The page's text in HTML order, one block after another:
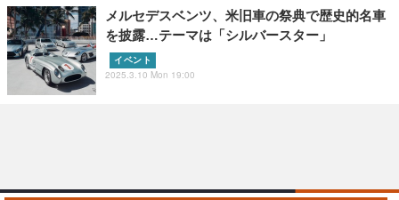
メルセデスベンツ、米旧車の祭典で歴史的名車
を披露…テーマは「シルバースター」
イベント
2025.3.10 Mon 19:00